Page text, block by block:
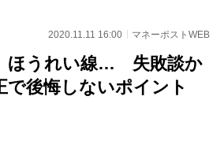
2020.11.11 16:00 マネーポストWEB
ほうれい線… 失敗談か
で後悔しないポイント